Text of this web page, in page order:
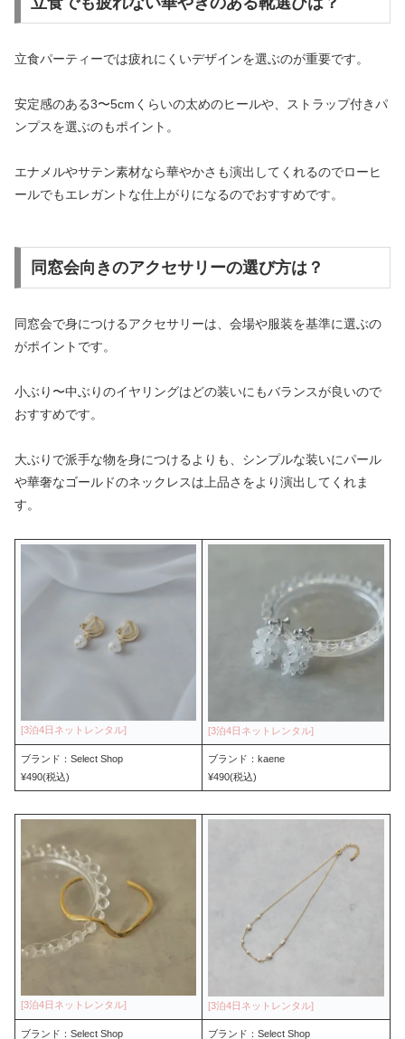
立食パーティーでは疲れにくいデザインを選ぶのが重要です。
安定感のある3〜5cmくらいの太めのヒールや、ストラップ付きパ
ンプスを選ぶのもポイント。
エナメルやサテン素材なら華やかさも演出してくれるのでローヒ
ールでもエレガントな仕上がりになるのでおすすめです。
同窓会向きのアクセサリーの選び方は？
同窓会で身につけるアクセサリーは、会場や服装を基準に選ぶの
がポイントです。
小ぶり〜中ぶりのイヤリングはどの装いにもバランスが良いので
おすすめです。
大ぶりで派手な物を身につけるよりも、シンプルな装いにパール
や華奢なゴールドのネックレスは上品さをより演出してくれま
す。
ブランド：Select Shop
¥490(税込)
ブランド：kaene
¥490(税込)
ブランド：Select Shop
ブランド：Select Shop